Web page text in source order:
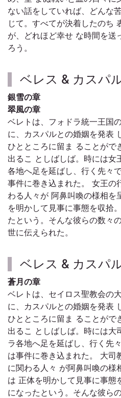
ない話をしていれば、どんな
じて。すべてが決着したのち
が、どれほど幸せ な時間を送
ろう。
ベレス & カスパ
銀雪の章
翠風の章
ベレトは、フォドラ統一王国
に、カスパルとの婚姻を発表
ひとところに留ま ることがで
出るこ としばしば。時には女
各地へ足を延ばし、行く先々
事件に巻き込まれた。 女王の
わる人々が 阿鼻叫喚の様相を
を明かして見事に事態を収拾
たという。そんな彼らの数々
世に伝えられた。
ベレス & カスパ
蒼月の章
ベレトは、セイロス聖教会の
に、カスパルとの婚姻を発表
ひとところに留ま ることがで
出るこ としばしば。時には大
ラ各地へ足を延ばし、行く先
は事件に巻き込まれた。 大司
に関わる人々 が阿鼻叫喚の様
は 正体を明かして見事に事態
になったという。そんな彼ら